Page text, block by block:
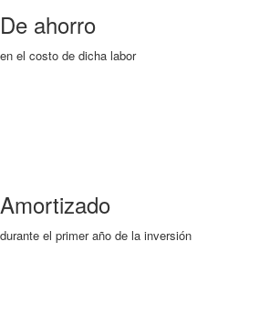
De ahorro
en el costo de dicha labor
Amortizado
durante el primer año de la inversión